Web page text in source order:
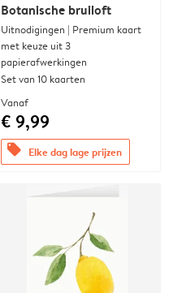
Botanische bruiloft
Uitnodigingen | Premium kaart
met keuze uit 3
papierafwerkingen
Set van 10 kaarten
Vanaf
€ 9,99
offers Elke dag lage prijzen